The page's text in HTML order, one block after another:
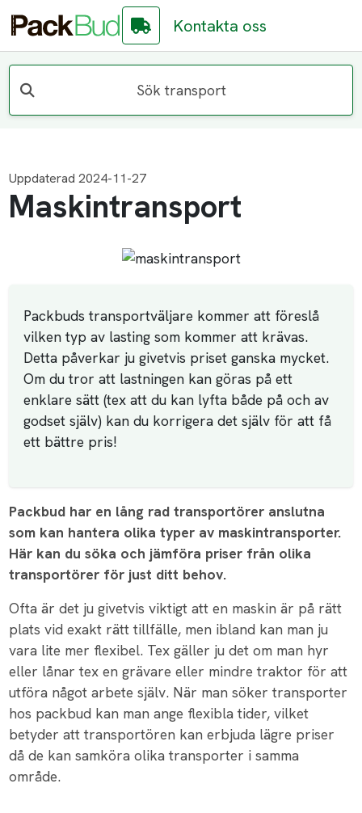
Kontakta oss
Sök transport
Uppdaterad 2024-11-27
Maskintransport
Packbuds transportväljare kommer att föreslå
vilken typ av lasting som kommer att krävas.
Detta påverkar ju givetvis priset ganska mycket.
Om du tror att lastningen kan göras på ett
enklare sätt (tex att du kan lyfta både på och av
godset själv) kan du korrigera det själv för att få
ett bättre pris!
Packbud har en lång rad transportörer anslutna
som kan hantera olika typer av maskintransporter.
Här kan du söka och jämföra priser från olika
transportörer för just ditt behov.
Ofta är det ju givetvis viktigt att en maskin är på rätt
plats vid exakt rätt tillfälle, men ibland kan man ju
vara lite mer flexibel. Tex gäller ju det om man hyr
eller lånar tex en grävare eller mindre traktor för att
utföra något arbete själv. När man söker transporter
hos packbud kan man ange flexibla tider, vilket
betyder att transportören kan erbjuda lägre priser
då de kan samköra olika transporter i samma
område.